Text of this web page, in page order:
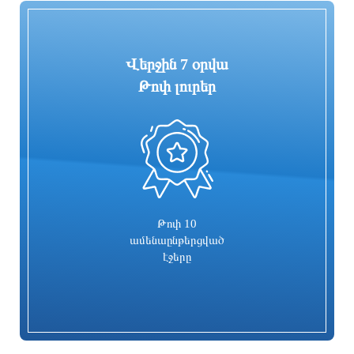
Արաղչին կայցելի Պակիստան
Վերջին 7 օրվա
Թոփ լուրեր
Թոփ 10
ամենաընթերցված
էջերը